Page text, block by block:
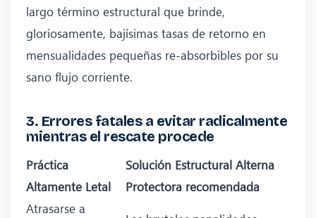
largo término estructural que brinde,
gloriosamente, bajísimas tasas de retorno en
mensualidades pequeñas re-absorbibles por su
sano flujo corriente.
3. Errores fatales a evitar radicalmente
mientras el rescate procede
Práctica
Altamente Letal
Solución Estructural Alterna
Protectora recomendada
Atrasarse a